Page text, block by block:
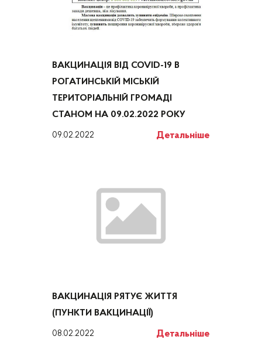
ВАКЦИНАЦІЯ ВІД COVID-19 В
РОГАТИНСЬКІЙ МІСЬКІЙ
ТЕРИТОРІАЛЬНІЙ ГРОМАДІ
СТАНОМ НА 09.02.2022 РОКУ
09.02.2022 Детальніше
ВАКЦИНАЦІЯ РЯТУЄ ЖИТТЯ
(ПУНКТИ ВАКЦИНАЦІЇ)
08.02.2022 Детальніше